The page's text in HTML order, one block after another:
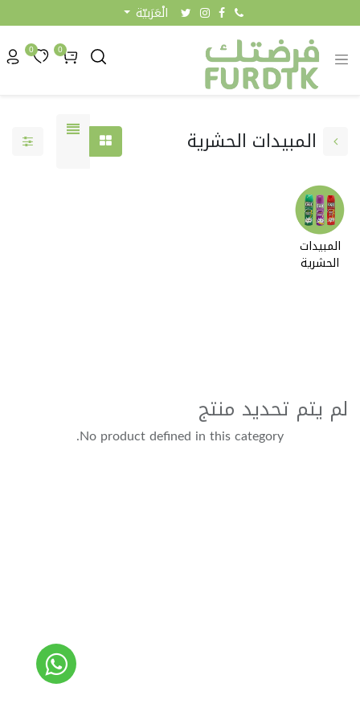
الْعَرَبيّة
0
0
المبيدات الحشرية
المبيدات
الحشرية
لم يتم تحديد منتج
No product defined in this category.